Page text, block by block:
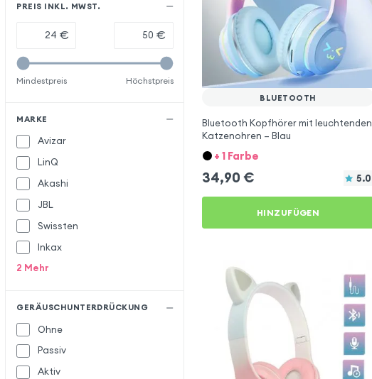
PREIS INKL. MWST.
€ €
Mindestpreis Höchstpreis
MARKE
Avizar
LinQ
Akashi
JBL
Swissten
Inkax
2 Mehr
GERÄUSCHUNTERDRÜCKUNG
Ohne
Passiv
Aktiv
BLUETOOTH
Bluetooth Kopfhörer mit leuchtenden
Katzenohren – Blau
+ 1 Farbe
34,90 € 5.0
HINZUFÜGEN